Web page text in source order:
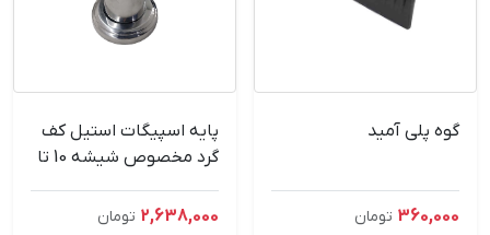
گوه پلی آمید
360,000 تومان
پایه اسپیگات استیل کف
گرد مخصوص شیشه 10 تا
2,638,000 تومان